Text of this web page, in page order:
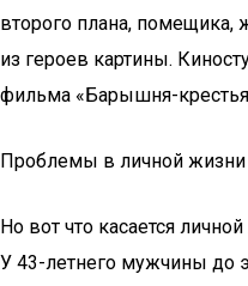
второго плана, помещика,
из героев картины.
фильма «Барышня-
Проблемы в личной жизни
Но вот что касается
У 43-летнего мужчины до